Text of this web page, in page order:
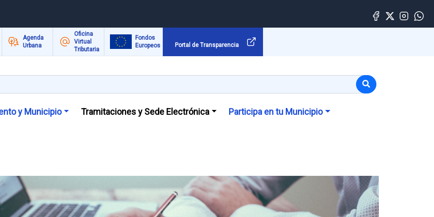
Agenda
Urbana
Oficina
Virtual
Tributaria
Fondos
Europeos
Portal de Transparencia
y Municipio Tramitaciones y Sede Electrónica Participa en tu Municipio